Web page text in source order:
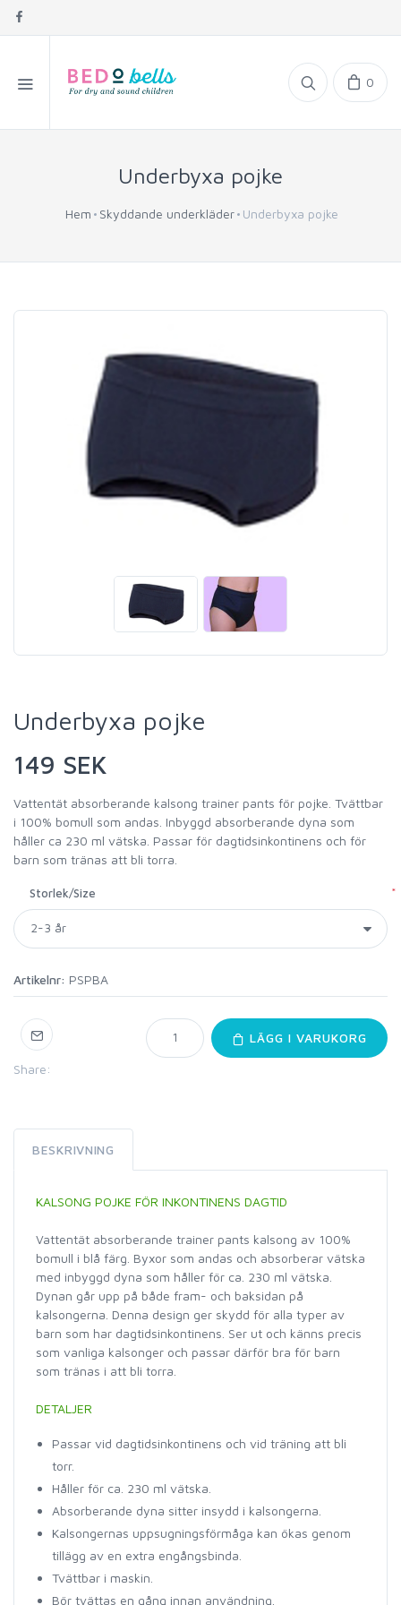
0
Underbyxa pojke
Hem Skyddande underkläder Underbyxa pojke
Underbyxa pojke
149 SEK
Vattentät absorberande kalsong trainer pants för pojke. Tvättbar
i 100% bomull som andas. Inbyggd absorberande dyna som
håller ca 230 ml vätska. Passar för dagtidsinkontinens och för
barn som tränas att bli torra.
Storlek/Size *
Artikelnr: PSPBA
Share:
LÄGG I VARUKORG
BESKRIVNING
KALSONG POJKE FÖR INKONTINENS DAGTID
Vattentät absorberande trainer pants kalsong av 100%
bomull i blå färg. Byxor som andas och absorberar vätska
med inbyggd dyna som håller för ca. 230 ml vätska.
Dynan går upp på både fram- och baksidan på
kalsongerna. Denna design ger skydd för alla typer av
barn som har dagtidsinkontinens. Ser ut och känns precis
som vanliga kalsonger och passar därför bra för barn
som tränas i att bli torra.
DETALJER
Passar vid dagtidsinkontinens och vid träning att bli
torr.
Håller för ca. 230 ml vätska.
Absorberande dyna sitter insydd i kalsongerna.
Kalsongernas uppsugningsförmåga kan ökas genom
tillägg av en extra engångsbinda.
Tvättbar i maskin.
Bör tvättas en gång innan användning.